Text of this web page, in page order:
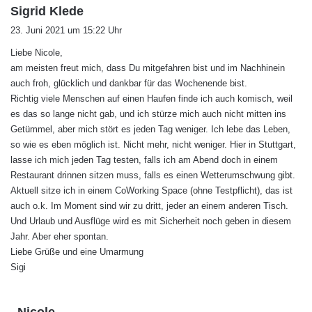
Sigrid Klede
a
:
23. Juni 2021 um 15:22 Uhr
Liebe Nicole,
am meisten freut mich, dass Du mitgefahren bist und im Nachhinein
auch froh, glücklich und dankbar für das Wochenende bist.
Richtig viele Menschen auf einen Haufen finde ich auch komisch, weil
es das so lange nicht gab, und ich stürze mich auch nicht mitten ins
Getümmel, aber mich stört es jeden Tag weniger. Ich lebe das Leben,
so wie es eben möglich ist. Nicht mehr, nicht weniger. Hier in Stuttgart,
lasse ich mich jeden Tag testen, falls ich am Abend doch in einem
Restaurant drinnen sitzen muss, falls es einen Wetterumschwung gibt.
Aktuell sitze ich in einem CoWorking Space (ohne Testpflicht), das ist
auch o.k. Im Moment sind wir zu dritt, jeder an einem anderen Tisch.
Und Urlaub und Ausflüge wird es mit Sicherheit noch geben in diesem
Jahr. Aber eher spontan.
Liebe Grüße und eine Umarmung
Sigi